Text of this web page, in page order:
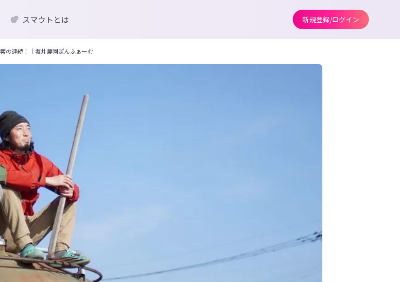
スマウトとは 新規登録/ログイン
の連続！｜坂井農園ぽんふぁーむ